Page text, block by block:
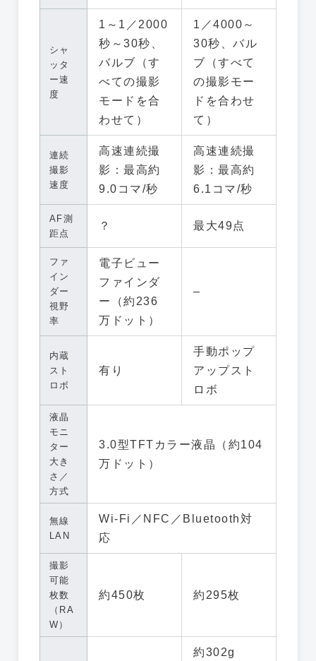
シャ
ッタ
ー速
度
1～1／2000
秒～30秒、
バルブ（す
べての撮影
モードを合
わせて）
1／4000～
30秒、バル
ブ（すべて
の撮影モー
ドを合わせ
て）
連続
撮影
速度
高速連続撮
影：最高約
9.0コマ/秒
高速連続撮
影：最高約
6.1コマ/秒
AF測
距点
？ 最大49点
ファ
イン
ダー
視野
率
電子ビュー
ファインダ
ー（約236
万ドット）
–
内蔵
スト
ロボ
有り
手動ポップ
アップスト
ロボ
液晶
モニ
ター
大き
さ／
方式
3.0型TFTカラー液晶（約104
万ドット）
無線
LAN
Wi-Fi／NFC／Bluetooth対
応
撮影
可能
枚数
（RA
W）
約450枚 約295枚
約302g